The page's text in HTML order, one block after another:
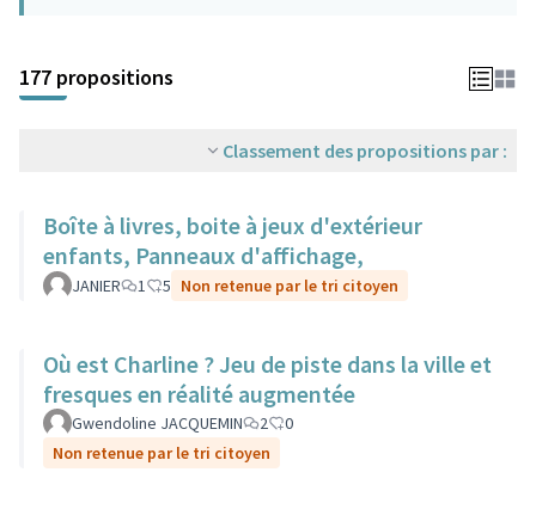
177 propositions
Classement des propositions par :
Boîte à livres, boite à jeux d'extérieur
enfants, Panneaux d'affichage,
JANIER 1 5 Non retenue par le tri citoyen
Où est Charline ? Jeu de piste dans la ville et
fresques en réalité augmentée
Gwendoline JACQUEMIN 2
0
Non retenue par le tri citoyen